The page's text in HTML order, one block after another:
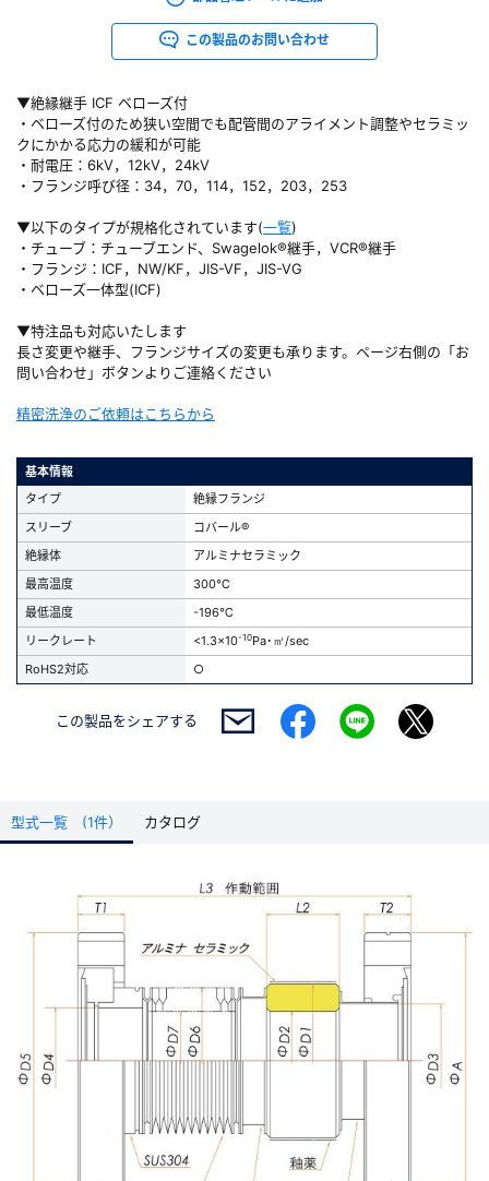
▼絶縁継手 ICF ベローズ付
・ベローズ付のため狭い空間でも配管間のアライメント調整やセラミッ
クにかかる応力の緩和が可能
・耐電圧：6kV，12kV，24kV
・フランジ呼び径：34，70，114，152，203，253
▼以下のタイプが規格化されています(一覧)
・チューブ：チューブエンド、Swagelok®継手，VCR®継手
・フランジ：ICF，NW/KF，JIS-VF，JIS-VG
・ベローズ一体型(ICF)
▼特注品も対応いたします
長さ変更や継手、フランジサイズの変更も承ります。ページ右側の「お
問い合わせ」ボタンよりご連絡ください
精密洗浄のご依頼はこちらから
基本情報
タイプ
絶縁フランジ
スリーブ
コバール®
絶縁体
アルミナセラミック
最高温度
300℃
最低温度
-196℃
リークレート
<1.3x10-10Pa･㎥/sec
RoHS2対応
○
この製品のお問い合わせ
この製品をシェアする
型式一覧 (1件） カタログ